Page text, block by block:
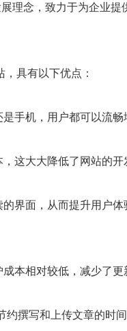
理念，致力于为企业
具有以下优点：
手机，用户都可以流畅
这大大降低了网站的开
界面，从而提升用户
本相对较低，减少了更
撰写和上传文章的时